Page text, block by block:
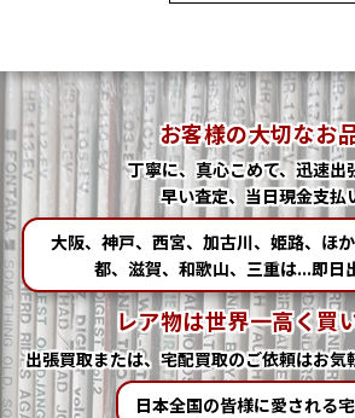
お客様の大切なお
丁寧に、真心こめて、迅速出
早い査定、当日現金支払
大阪、神戸、西宮、加古川、姫路、ほ
都、滋賀、和歌山、三重は...即日
レア物は世界一高く買
出張買取または、宅配買取のご依頼はお気
日本全国の皆様に愛される